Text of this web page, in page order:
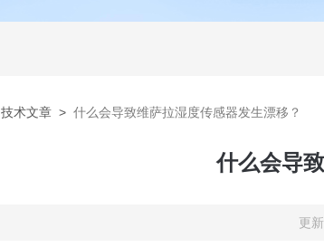
技术文章 > 什么会导致维萨拉湿度传感器发生漂移？
什么会导
更